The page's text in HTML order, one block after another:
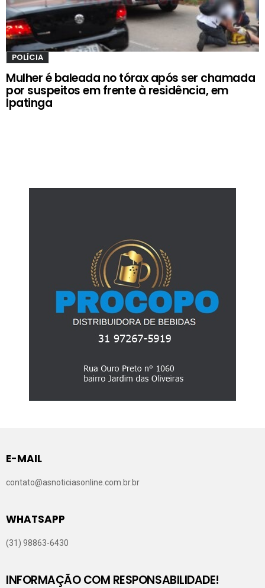
POLÍCIA
Mulher é baleada no tórax após ser chamada
por suspeitos em frente à residência, em
Ipatinga
E-MAIL
contato@asnoticiasonline.com.br.br
WHATSAPP
(31) 98863-6430
INFORMAÇÃO COM RESPONSABILIDADE!